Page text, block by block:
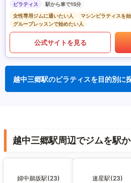
ピラティス
駅から車で15分
女性専用ジムに通いたい人
マシンピラティスを
グループレッスンで始めたい人
公式サイトを見る
越中三郷駅のピラティスを目的別に
越中三郷駅周辺でジムを駅
婦中鵜坂駅(23) 速星駅(23)